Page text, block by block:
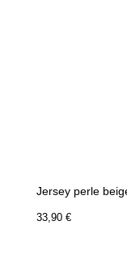
Jersey perle
33,90 €